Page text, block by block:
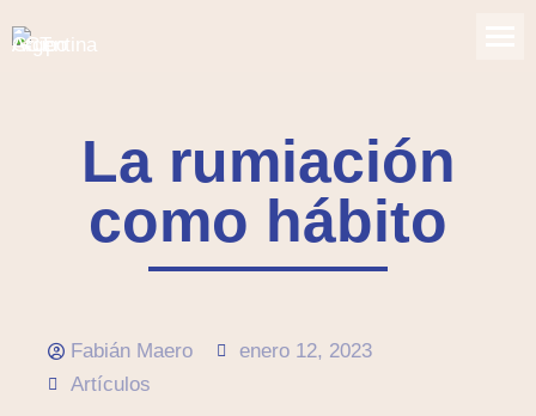
La rumiación
como hábito
Fabián Maero
enero 12, 2023
Artículos